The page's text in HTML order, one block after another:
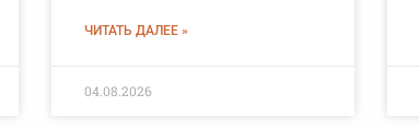
ЧИТАТЬ ДАЛЕЕ »
04.08.2026